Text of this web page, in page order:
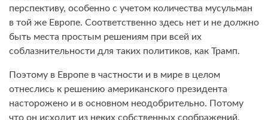
перспективу, особенно с учетом количества мусульман
в той же Европе. Соответственно здесь нет и не должно
быть места простым решениям при всей их
соблазнительности для таких политиков, как Трамп.
Поэтому в Европе в частности и в мире в целом
отнеслись к решению американского президента
насторожено и в основном неодобрительно. Потому
что он исходит из неких собственных соображений.